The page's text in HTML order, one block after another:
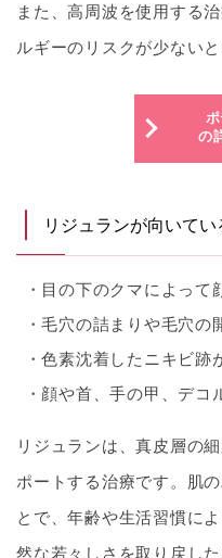
また、高周波を使用する
ルギーのリスクが少ない
の
リジュランが向いてい
目の下のクマによって
毛穴の詰まりや毛穴の
色素沈着したニキビ跡
顔や首、手の甲、デコ
リジュランは、真皮層の
ポートする治療です。肌
とで、年齢や生活習慣に
然な若々しさを取り戻し